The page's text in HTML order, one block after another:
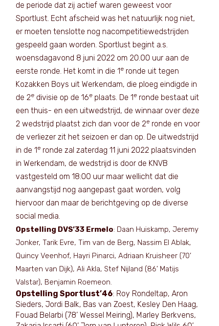
de periode dat zij actief waren geweest voor
Sportlust. Echt afscheid was het natuurlijk nog niet,
er moeten tenslotte nog nacompetitiewedstrijden
gespeeld gaan worden. Sportlust begint a.s.
woensdagavond 8 juni 2022 om 20.00 uur aan de
eerste ronde. Het komt in die 1e ronde uit tegen
Kozakken Boys uit Werkendam, die ploeg eindigde in
de 2e divisie op de 16e plaats. De 1e ronde bestaat uit
een thuis- en een uitwedstrijd, de winnaar over deze
2 wedstrijd plaatst zich dan voor de 2e ronde en voor
de verliezer zit het seizoen er dan op. De uitwedstrijd
in de 1e ronde zal zaterdag 11 juni 2022 plaatsvinden
in Werkendam, de wedstrijd is door de KNVB
vastgesteld om 18:00 uur maar wellicht dat die
aanvangstijd nog aangepast gaat worden, volg
hiervoor dan maar de berichtgeving op de diverse
social media.
Opstelling DVS’33 Ermelo: Daan Huiskamp, Jeremy
Jonker, Tarik Evre, Tim van de Berg, Nassim El Ablak,
Quincy Veenhof, Hayri Pinarci, Adriaan Kruisheer (70’
Maarten van Dijk), Ali Akla, Stef Nijland (86’ Matijs
Valstar), Benjamin Roemeon.
Opstelling Sportlust’46: Roy Rondeltap, Aron
Sieders, Jordi Balk, Bas van Zoest, Kesley Den Haag,
Fouad Belarbi (78’ Wessel Meiring), Marley Berkvens,